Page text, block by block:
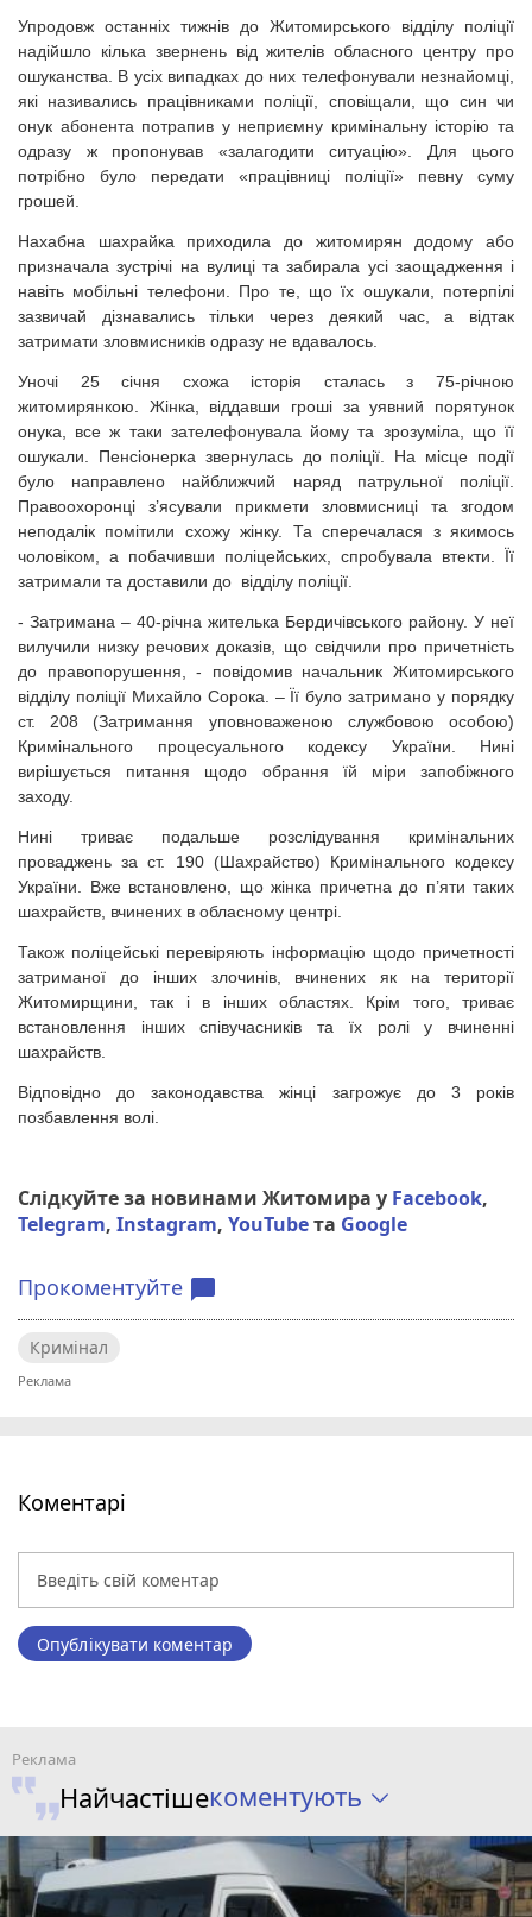
Упродовж останніх тижнів до Житомирського відділу поліції
надійшло кілька звернень від жителів обласного центру про
ошуканства. В усіх випадках до них телефонували незнайомці,
які називались працівниками поліції, сповіщали, що син чи
онук абонента потрапив у неприємну кримінальну історію та
одразу ж пропонував «залагодити ситуацію». Для цього
потрібно було передати «працівниці поліції» певну суму
грошей.
Нахабна шахрайка приходила до житомирян додому або
призначала зустрічі на вулиці та забирала усі заощадження і
навіть мобільні телефони. Про те, що їх ошукали, потерпілі
зазвичай дізнавались тільки через деякий час, а відтак
затримати зловмисників одразу не вдавалось.
Уночі 25 січня схожа історія сталась з 75-річною
житомирянкою. Жінка, віддавши гроші за уявний порятунок
онука, все ж таки зателефонувала йому та зрозуміла, що її
ошукали. Пенсіонерка звернулась до поліції. На місце події
було направлено найближчий наряд патрульної поліції.
Правоохоронці з’ясували прикмети зловмисниці та згодом
неподалік помітили схожу жінку. Та сперечалася з якимось
чоловіком, а побачивши поліцейських, спробувала втекти. Її
затримали та доставили до відділу поліції.
- Затримана – 40-річна жителька Бердичівського району. У неї
вилучили низку речових доказів, що свідчили про причетність
до правопорушення, - повідомив начальник Житомирського
відділу поліції Михайло Сорока. – Її було затримано у порядку
ст. 208 (Затримання уповноваженою службовою особою)
Кримінального процесуального кодексу України. Нині
вирішується питання щодо обрання їй міри запобіжного
заходу.
Нині триває подальше розслідування кримінальних
проваджень за ст. 190 (Шахрайство) Кримінального кодексу
України. Вже встановлено, що жінка причетна до п’яти таких
шахрайств, вчинених в обласному центрі.
Також поліцейські перевіряють інформацію щодо причетності
затриманої до інших злочинів, вчинених як на території
Житомирщини, так і в інших областях. Крім того, триває
встановлення інших співучасників та їх ролі у вчиненні
шахрайств.
Відповідно до законодавства жінці загрожує до 3 років
позбавлення волі.
Слідкуйте за новинами Житомира у Facebook,
Telegram, Instagram, YouTubeта Google
Прокоментуйте chat_bubble
Кримінал
Коментарі
Опублікувати коментар
Найчастішекоментують